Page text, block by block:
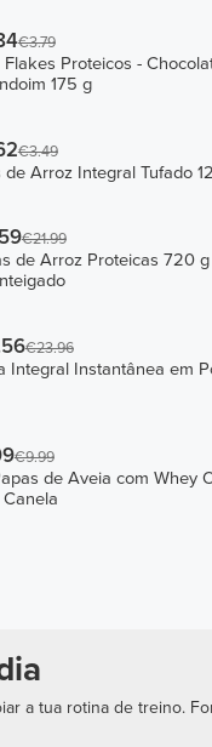
€3.79
Flakes Proteicos -
175 g
€3.49
de Arroz Integral Tufado
€21.99
de Arroz Proteicas 720
€23.96
Integral Instantânea em
€9.99
de Aveia com Whey
a tua rotina de treino.